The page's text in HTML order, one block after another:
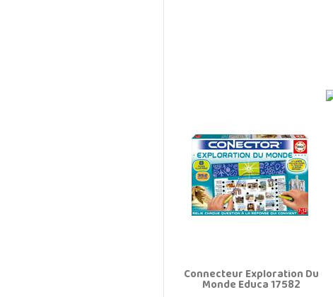
Connecteur Exploration Du
Monde Educa 17582